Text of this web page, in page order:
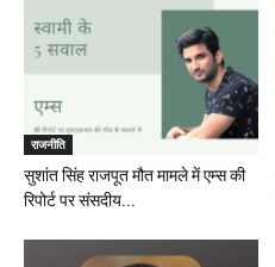
राजनीति
सुशांत सिंह राजपूत मौत मामले में एम्स की
रिपोर्ट पर संसदीय...